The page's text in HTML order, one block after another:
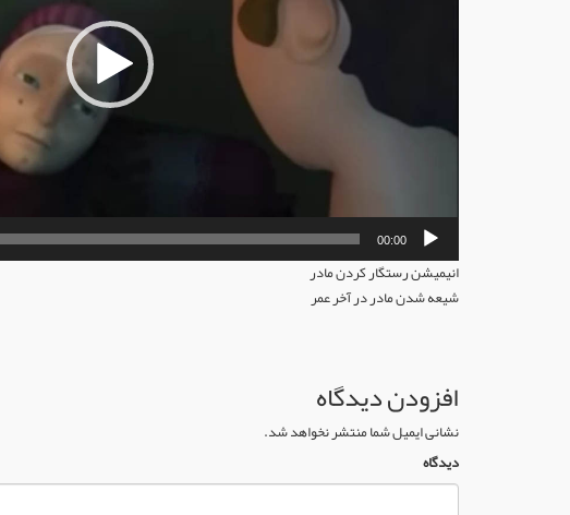
00:00
انیمیشن رستگار کردن مادر
شیعه شدن مادر در آخر عمر
افزودن دیدگاه
نشانی ایمیل شما منتشر نخواهد شد.
دیدگاه